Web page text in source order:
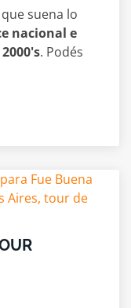
suena lo
nacional e
. Podés